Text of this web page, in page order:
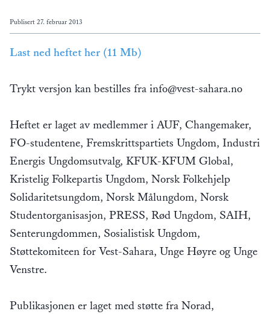
Publisert 27. februar 2013
Last ned heftet her (11 Mb)
Trykt versjon kan bestilles fra info@vest-sahara.no
Heftet er laget av medlemmer i AUF, Changemaker,
FO-studentene, Fremskrittspartiets Ungdom, Industri
Energis Ungdomsutvalg, KFUK-KFUM Global,
Kristelig Folkepartis Ungdom, Norsk Folkehjelp
Solidaritetsungdom, Norsk Målungdom, Norsk
Studentorganisasjon, PRESS, Rød Ungdom, SAIH,
Senterungdommen, Sosialistisk Ungdom,
Støttekomiteen for Vest-Sahara, Unge Høyre og Unge
Venstre.
Publikasjonen er laget med støtte fra Norad,